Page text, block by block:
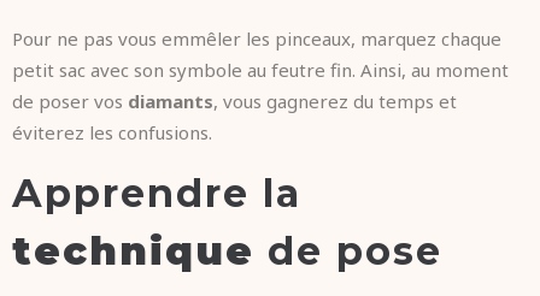
Pour ne pas vous emmêler les pinceaux, marquez chaque
petit sac avec son symbole au feutre fin. Ainsi, au moment
de poser vos diamants, vous gagnerez du temps et
éviterez les confusions.
Apprendre la
technique de pose